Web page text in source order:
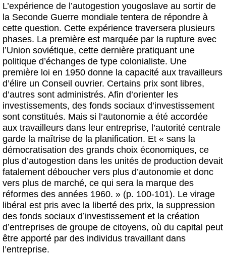
L’expérience de l’autogestion yougoslave au sortir de
la Seconde Guerre mondiale tentera de répondre à
cette question. Cette expérience traversera plusieurs
phases. La première est marquée par la rupture avec
l’Union soviétique, cette dernière pratiquant une
politique d’échanges de type colonialiste. Une
première loi en 1950 donne la capacité aux travailleurs
d’élire un Conseil ouvrier. Certains prix sont libres,
d’autres sont administrés. Afin d’orienter les
investissements, des fonds sociaux d’investissement
sont constitués. Mais si l’autonomie a été accordée
aux travailleurs dans leur entreprise, l’autorité centrale
garde la maîtrise de la planification. Et « sans la
démocratisation des grands choix économiques, ce
plus d’autogestion dans les unités de production devait
fatalement déboucher vers plus d’autonomie et donc
vers plus de marché, ce qui sera la marque des
réformes des années 1960. » (p. 100-101). Le virage
libéral est pris avec la liberté des prix, la suppression
des fonds sociaux d’investissement et la création
d’entreprises de groupe de citoyens, où du capital peut
être apporté par des individus travaillant dans
l’entreprise.